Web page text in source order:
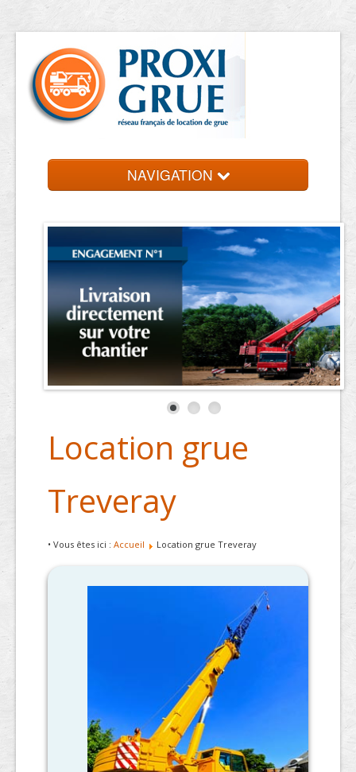
NAVIGATION
Location grue
Treveray
• Vous êtes ici : Accueil Location grue Treveray